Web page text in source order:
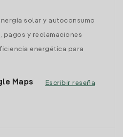
solar y autoconsumo
pagos y reclamaciones
energética para
Maps Escribir reseña